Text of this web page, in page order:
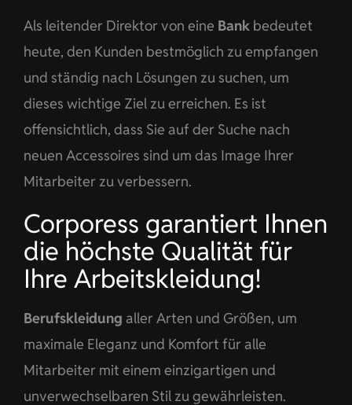
Als leitender Direktor von eine Bankbedeutet
heute, den Kunden bestmöglich zu empfangen
und ständig nach Lösungen zu suchen, um
dieses wichtige Ziel zu erreichen. Es ist
offensichtlich, dass Sie auf der Suche nach
neuen Accessoires sind um das Image Ihrer
Mitarbeiter zu verbessern.
Corporess garantiert Ihnen
die höchste Qualität für
Ihre Arbeitskleidung!
Berufskleidung aller Arten und Größen, um
maximale Eleganz und Komfort für alle
Mitarbeiter mit einem einzigartigen und
unverwechselbaren Stil zu gewährleisten.